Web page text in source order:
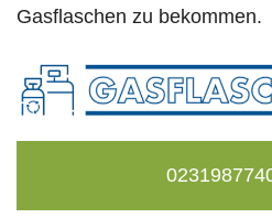
Gasflaschen zu bekommen.